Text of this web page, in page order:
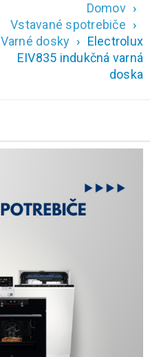
Domov ›
Vstavané spotrebiče ›
Varné dosky › Electrolux
EIV835 indukčná varná
doska